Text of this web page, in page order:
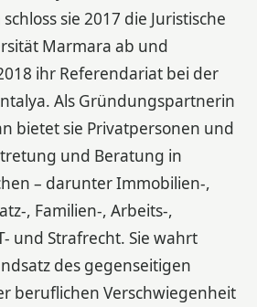
sie 2017 die Juristische
Marmara ab und
ihr Referendariat bei der
Als Gründungspartnerin
bietet sie Privatpersonen und
und Beratung in
– darunter Immobilien-,
, Familien-, Arbeits-,
und Strafrecht. Sie wahrt
des gegenseitigen
beruflichen Verschwiegenheit